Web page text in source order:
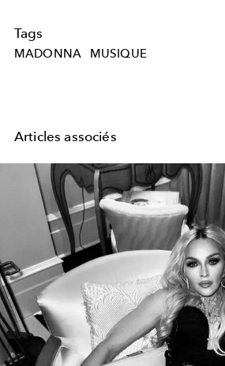
Tags
MADONNA MUSIQUE
Articles associés